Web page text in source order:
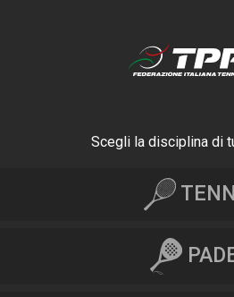
Scegli la disciplina di